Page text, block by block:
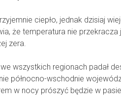
ciepło, jednak dzisiaj
że temperatura nie przekracza
zera.
wszystkich regionach padał
północno-wschodnie
w nocy prószyć będzie w